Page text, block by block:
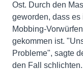
Ost. Durch den
geworden, dass
Mobbing-
gekommen ist.
Probleme", sagte
den Fall schlichten.